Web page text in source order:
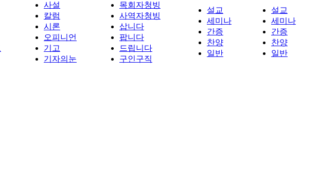
사설
칼럼
시론
오피니언
기고
기자의눈
목회자청빙
사역자청빙
삽니다
팝니다
드립니다
구인구직
설교
세미나
간증
찬양
일반
설교
세미나
간증
찬양
일반